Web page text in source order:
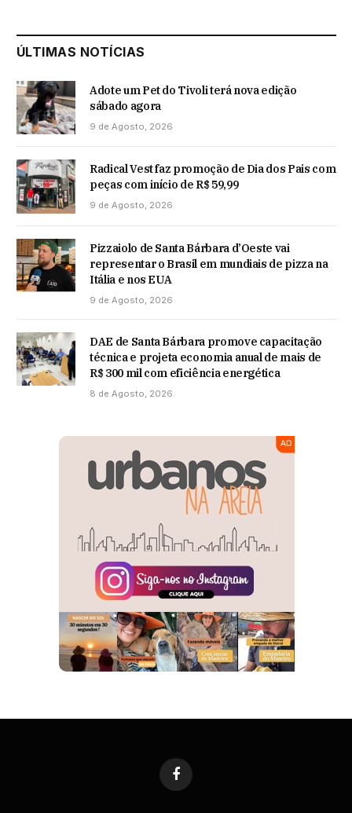
ÚLTIMAS NOTÍCIAS
Adote um Pet do Tivoli terá nova edição
sábado agora
9 de Agosto, 2026
Radical Vest faz promoção de Dia dos Pais com
peças com início de R$ 59,99
9 de Agosto, 2026
Pizzaiolo de Santa Bárbara d’Oeste vai
representar o Brasil em mundiais de pizza na
Itália e nos EUA
9 de Agosto, 2026
DAE de Santa Bárbara promove capacitação
técnica e projeta economia anual de mais de
R$ 300 mil com eficiência energética
8 de Agosto, 2026
Facebook